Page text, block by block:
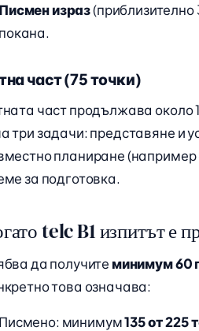
Писмен израз
покана.
част (75 точки)
част продължава около
три задачи: представяне и
планиране (например
за подготовка.
telc B1 изпитът е
да получите минимум 60
това означава:
Писмено: минимум135 от 225